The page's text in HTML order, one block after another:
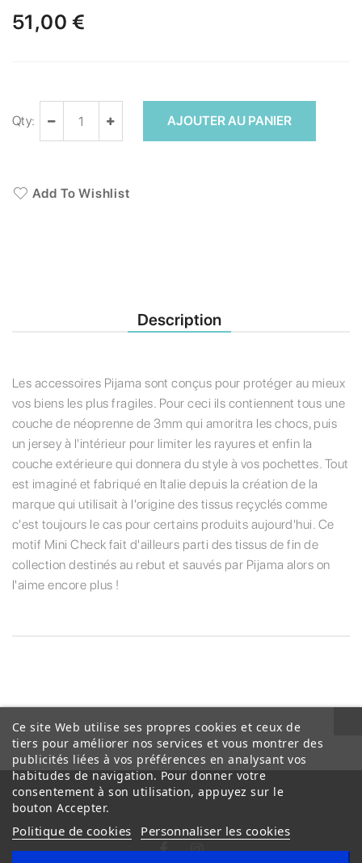
51,00 €
Qty: AJOUTER AU PANIER
Add To Wishlist
Description
Les accessoires Pijama sont conçus pour protéger au mieux
vos biens les plus fragiles. Pour ceci ils contiennent tous une
couche de néoprenne de 3mm qui amoritra les chocs, puis
un jersey à l'intérieur pour limiter les rayures et enfin la
couche extérieure qui donnera du style à vos pochettes. Tout
est imaginé et fabriqué en Italie depuis la création de la
marque qui utilisait à l'origine des tissus reçyclés comme
c'est toujours le cas pour certains produits aujourd'hui. Ce
motif Mini Check fait d'ailleurs parti des tissus de fin de
collection destinés au rebut et sauvés par Pijama alors on
l'aime encore plus !
Ce site Web utilise ses propres cookies et ceux de
tiers pour améliorer nos services et vous montrer des
publicités liées à vos préférences en analysant vos
habitudes de navigation. Pour donner votre
consentement à son utilisation, appuyez sur le
bouton Accepter.
Politique de cookies Personnaliser les cookies